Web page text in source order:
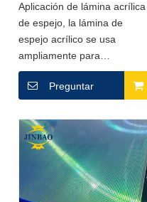
Aplicación de lámina acrílica
de espejo, la lámina de
espejo acrílico se usa
ampliamente para
decoración de interiores,
decoración de espejos de
espejos de baño.
Escaparate, Exhibición de
Producto, Diseño de Tienda,
Mobiliario y gabinete.
Preguntar